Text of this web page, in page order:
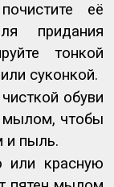
её
придания
тонкой
суконкой.
обуви
мылом, чтобы
и пыль.
или красную